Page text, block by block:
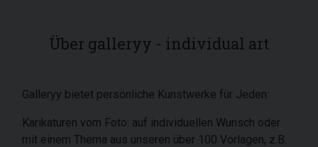
Über galleryy - individual art
Galleryy bietet persönliche Kunstwerke für Jeden:
Karikaturen vom Foto: auf individuellen Wunsch oder
mit einem Thema aus unseren über 100 Vorlagen, z.B.